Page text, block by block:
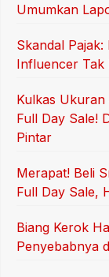
Umumkan
Skandal
Influencer Tak
Kulkas
Full Day Sale!
Pintar
Merapat! Beli
Full Day Sale,
Biang Kerok
Penyebabnya